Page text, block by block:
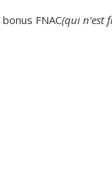
FNAC(qui n’est